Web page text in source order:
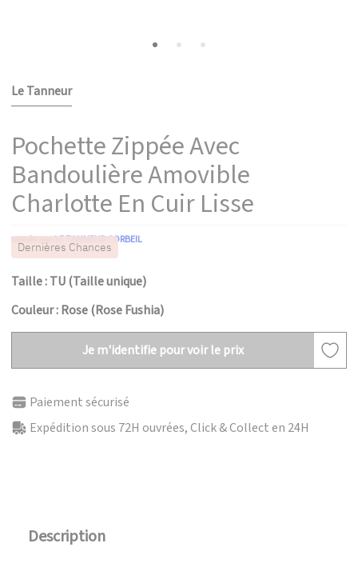
Le Tanneur
Pochette Zippée Avec
Bandoulière Amovible
Charlotte En Cuir Lisse
vendu parLE TANNEUR CORBEIL
Dernières Chances
Taille : TU (Taille unique)
Couleur : Rose (Rose Fushia)
Je m'identifie pour voir le prix
Paiement sécurisé
Expédition sous 72H ouvrées, Click & Collect en 24H
Description